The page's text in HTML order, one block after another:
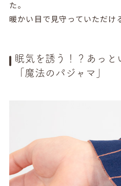
た。
暖かい目で見守っていただけ
眠気を誘う！？あっと
「魔法のパジャマ」